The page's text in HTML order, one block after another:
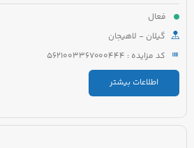
فعال
گیلان - لاهیجان
کد مزایده : 5621003367000444
اطلاعات بیشتر